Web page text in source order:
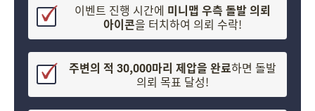
이벤트 진행 시간에 미니맵 우측 돌발 의뢰
아이콘을 터치하여 의뢰 수락!
주변의 적 30,000마리 제압을 완료하면 돌발
의뢰 목표 달성!